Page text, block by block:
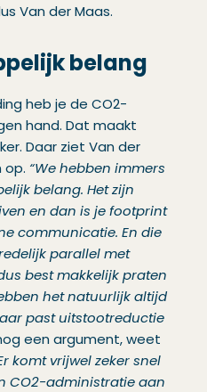
Van der Maas.
belang
heb je de CO2-
hand. Dat maakt
Daar ziet Van der
op. “We hebben immers
belang. Het zijn
en dan is je footprint
communicatie. En die
parallel met
best makkelijk praten
het natuurlijk altijd
past uitstootreductie
een argument, weet
komt vrijwel zeker snel
CO2-administratie aan